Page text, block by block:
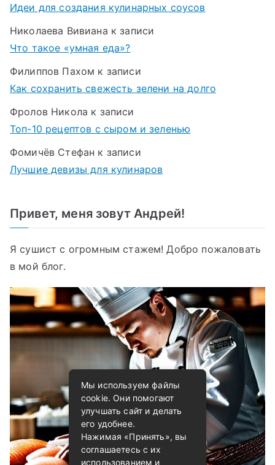
Идеи для создания кулинарных соусов
Николаева Вивиана к записи
Что такое «умная еда»?
Филиппов Пахом к записи
Как сохранить свежесть зелени на долго
Фролов Никола к записи
Топ-10 рецептов с сыром и зеленью
Фомичёв Стефан к записи
Лучшие девизы для кулинаров
Привет, меня зовут Андрей!
Я сушист с огромным стажем! Добро пожаловать
в мой блог.
Мы используем файлы
cookie. Они помогают
улучшать сайт и делать
его удобнее.
Нажимая «Принять», вы
соглашаетесь с их
использованием и